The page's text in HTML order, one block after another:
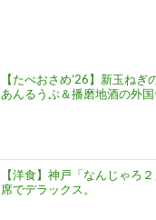
【たべおさめ’26】新玉ね
あんるうぷ＆播磨地酒の外国
【洋食】神戸「なんじゃろ
席でデラックス。